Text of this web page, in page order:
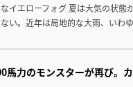
イエローフォグ 夏は大気の状態
い。近年は局地的な大雨、いわ
馬力のモンスターが再び。